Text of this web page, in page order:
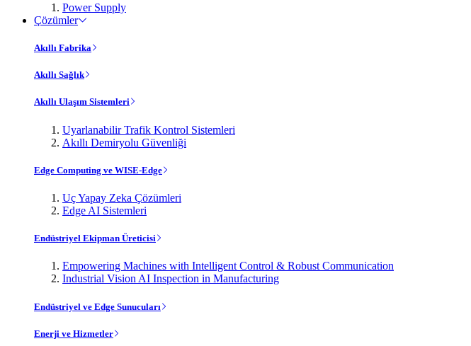
Power Supply
Çözümler
Akıllı Fabrika
Akıllı Sağlık
Akıllı Ulaşım Sistemleri
Uyarlanabilir Trafik Kontrol Sistemleri
Akıllı Demiryolu Güvenliği
Edge Computing ve WISE-Edge
Uç Yapay Zeka Çözümleri
Edge AI Sistemleri
Endüstriyel Ekipman Üreticisi
Empowering Machines with Intelligent Control & Robust Communication
Industrial Vision AI Inspection in Manufacturing
Endüstriyel ve Edge Sunucuları
Enerji ve Hizmetler